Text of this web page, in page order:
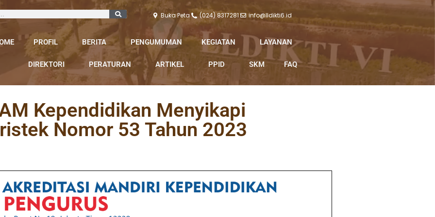
Buka Peta (024) 8317281 info@lldikti6.id
PROFIL BERITA PENGUMUMAN KEGIATAN LAYANAN
DIREKTORI PERATURAN ARTIKEL PPID SKM FAQ
Kependidikan Menyikapi
Nomor 53 Tahun 2023